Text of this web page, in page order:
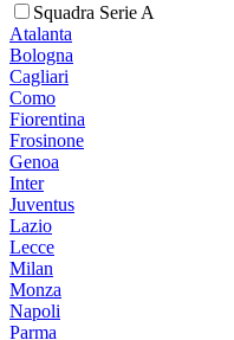
Squadra Serie A
Atalanta
Bologna
Cagliari
Como
Fiorentina
Frosinone
Genoa
Inter
Juventus
Lazio
Lecce
Milan
Monza
Napoli
Parma